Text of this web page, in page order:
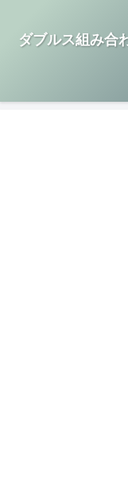
ダブルス組み合